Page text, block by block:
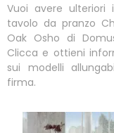
Vuoi avere ulteriori
tavolo da pranzo
Oak Osho di
Clicca e ottieni
sui modelli
firma.